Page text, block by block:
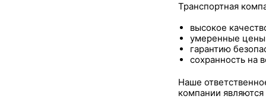
Транспортная
высокое
умеренные
гарантию
сохранность на
Наше
компании